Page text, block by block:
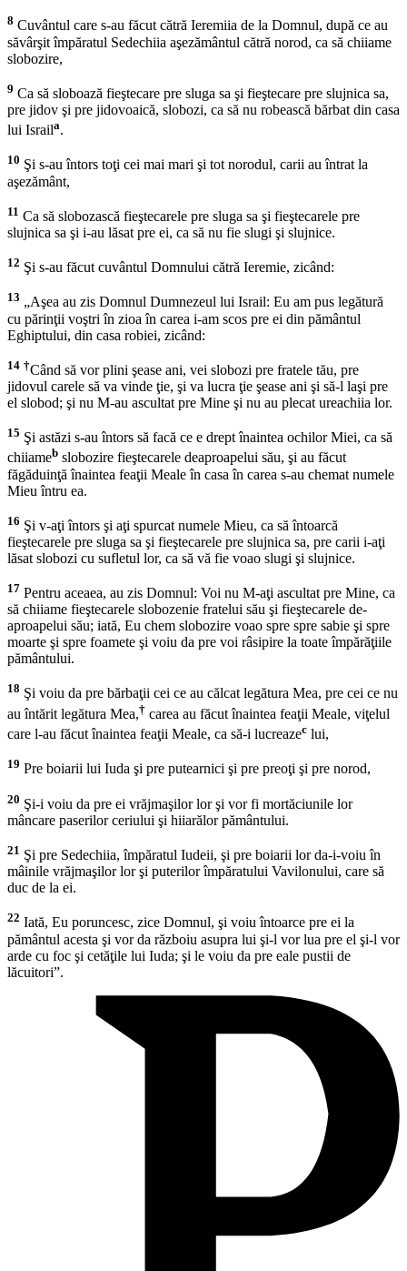
8 Cuvântul care s-au făcut cătră Ieremiia de la Domnul, după ce au
săvârşit împăratul Sedechiia aşezământul cătră norod, ca să chiiame
slobozire,
9 Ca să sloboază fieştecare pre sluga sa şi fieştecare pre slujnica sa,
pre jidov şi pre jidovoaică, slobozi, ca să nu robească bărbat din casa
lui Israila.
10 Şi s-au întors toţi cei mai mari şi tot norodul, carii au întrat la
aşezământ,
11 Ca să slobozască fieştecarele pre sluga sa şi fieştecarele pre
slujnica sa şi i-au lăsat pre ei, ca să nu fie slugi şi slujnice.
12 Şi s-au făcut cuvântul Domnului cătră Ieremie, zicând:
13 „Aşea au zis Domnul Dumnezeul lui Israil: Eu am pus legătură
cu părinţii voştri în zioa în carea i-am scos pre ei din pământul
Eghiptului, din casa robiei, zicând:
14 †Când să vor plini şease ani, vei slobozi pre fratele tău, pre
jidovul carele să va vinde ţie, şi va lucra ţie şease ani şi să-l laşi pre
el slobod; şi nu M-au ascultat pre Mine şi nu au plecat ureachiia lor.
15 Şi astăzi s-au întors să facă ce e drept înaintea ochilor Miei, ca să
chiiameb slobozire fieştecarele deaproapelui său, şi au făcut
făgăduinţă înaintea feaţii Meale în casa în carea s-au chemat numele
Mieu întru ea.
16 Şi v-aţi întors şi aţi spurcat numele Mieu, ca să întoarcă
fieştecarele pre sluga sa şi fieştecarele pre slujnica sa, pre carii i-aţi
lăsat slobozi cu sufletul lor, ca să vă fie voao slugi şi slujnice.
17 Pentru aceaea, au zis Domnul: Voi nu M-aţi ascultat pre Mine, ca
să chiiame fieştecarele slobozenie fratelui său şi fieştecarele de-
aproapelui său; iată, Eu chem slobozire voao spre spre sabie şi spre
moarte şi spre foamete şi voiu da pre voi râsipire la toate împărăţiile
pământului.
18 Şi voiu da pre bărbaţii cei ce au călcat legătura Mea, pre cei ce nu
au întărit legătura Mea,† carea au făcut înaintea feaţii Meale, viţelul
care l-au făcut înaintea feaţii Meale, ca să-i lucreazec lui,
19 Pre boiarii lui Iuda şi pre putearnici şi pre preoţi şi pre norod,
20 Şi-i voiu da pre ei vrăjmaşilor lor şi vor fi mortăciunile lor
mâncare paserilor ceriului şi hiiarălor pământului.
21 Şi pre Sedechiia, împăratul Iudeii, şi pre boiarii lor da-i-voiu în
mâinile vrăjmaşilor lor şi puterilor împăratului Vavilonului, care să
duc de la ei.
22 Iată, Eu poruncesc, zice Domnul, şi voiu întoarce pre ei la
pământul acesta şi vor da războiu asupra lui şi-l vor lua pre el şi-l vor
arde cu foc şi cetăţile lui Iuda; şi le voiu da pre eale pustii de
lăcuitori”.